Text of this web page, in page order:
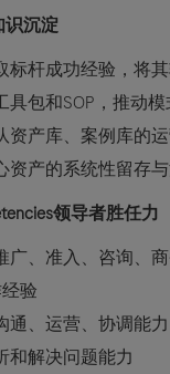
识沉淀
杆成功经验，将其
包和SOP，推动模
资产库、案例库的
产的系统性留存与
领导者胜任力
广、准入、咨询、
验
通、运营、协调能力
和解决问题能力